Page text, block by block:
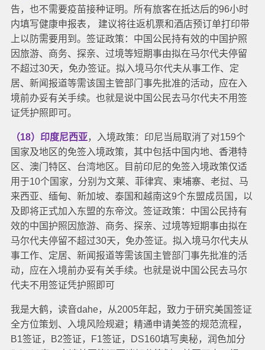
告，也不需要疫苗接种证明。所有旅客在抵达后的96小时
内填写健康申报表， 建议将往返机票和酒店预订单打印带
上以防需要用到。 签证政策：中国公民持有效的中国护照
因旅游、商务、探亲、过境等短期事由拟在马尔代夫停留
不超过30天，免办签证。拟入境马尔代夫从事工作、定
居、新闻报道等需该国主管部门事先批准的活动，应在入
境前办妥有关手续。也就是说中国公民去马尔代夫不用签
证凭护照即可。
（18）印度尼西亚，入境政策：印尼当局取消了对159个
国家及地区的免签入境政策，其中包括中国内地、香港特
区、澳门特区、台湾地区。
目前印尼的免签入境政策仅适
用于10个国家，分别为文莱、菲律宾、柬埔寨、老挝、马
来西亚、缅甸、新加坡、泰国和越南这9个东盟成员国，以
及即将正式加入东盟的东帝汶。 签证政策：中国公民持有
效的中国护照因旅游、商务、探亲、过境等短期事由拟在
马尔代夫停留不超过30天，免办签证。拟入境马尔代夫从
事工作、定居、新闻报道等需该国主管部门事先批准的活
动，应在入境前办妥有关手续。也就是说中国公民去马尔
代夫不用签证凭护照即可
我是大鹤，读音dahe，从2005年起，致力于研究美国签证
全方位策划、入境风险规避；精通申请美签的规范流程，
B1签证，B2签证，F1签证，DS160填写奥秘，润色加分